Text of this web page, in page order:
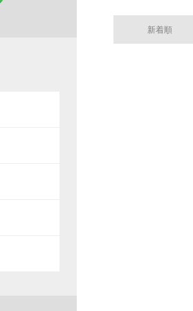
新着順